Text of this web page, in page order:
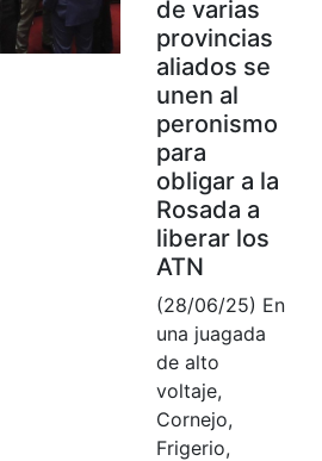
de varias
provincias
aliados se
unen al
peronismo
para
obligar a la
Rosada a
liberar los
ATN
(28/06/25) En
una juagada
de alto
voltaje,
Cornejo,
Frigerio,